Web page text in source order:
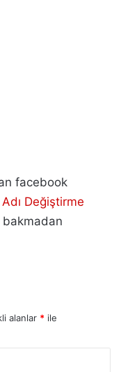
facebook
Değiştirme
bakmadan
alanlar * ile